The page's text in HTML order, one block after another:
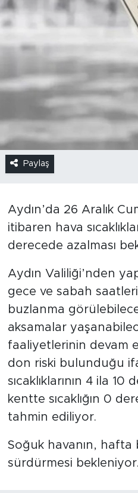
Paylaş
Aydın’da 26 Aralık
itibaren hava
derecede azalması
Aydın Valiliği’nden
gece ve sabah
buzlanma
aksamalar
faaliyetlerinin devam
don riski bulunduğu
sıcaklıklarının 4 ila 10
kentte sıcaklığın 0
tahmin ediliyor.
Soğuk havanın, hafta
sürdürmesi bekleniyor.